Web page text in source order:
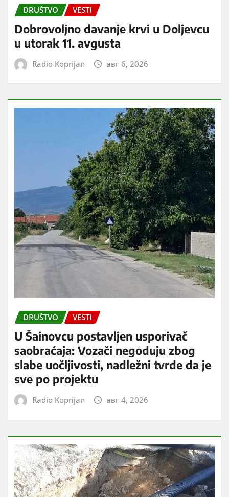
DRUŠTVO VESTI
Dobrovoljno davanje krvi u Doljevcu
u utorak 11. avgusta
Radio Koprijan авг 6, 2026
DRUŠTVO VESTI
U Šainovcu postavljen usporivač
saobraćaja: Vozači negoduju zbog
slabe uočljivosti, nadležni tvrde da je
sve po projektu
Radio Koprijan авг 4, 2026